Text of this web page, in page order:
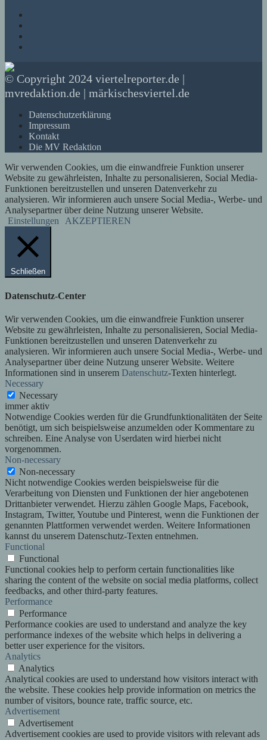
© Copyright 2024 viertelreporter.de |
mvredaktion.de | märkischesviertel.de
Datenschutzerklärung
Impressum
Kontakt
Die MV Redaktion
Wir verwenden Cookies, um die einwandfreie Funktion unserer
Website zu gewährleisten, Inhalte zu personalisieren, Social Media-
Funktionen bereitzustellen und unseren Datenverkehr zu
analysieren. Wir informieren auch unsere Social Media-, Werbe- und
Analysepartner über deine Nutzung unserer Website.
Einstellungen
AKZEPTIEREN
Schließen
Datenschutz-Center
Wir verwenden Cookies, um die einwandfreie Funktion unserer
Website zu gewährleisten, Inhalte zu personalisieren, Social Media-
Funktionen bereitzustellen und unseren Datenverkehr zu
analysieren. Wir informieren auch unsere Social Media-, Werbe- und
Analysepartner über deine Nutzung unserer Website. Weitere
Informationen sind in unserem Datenschutz-Texten hinterlegt.
Necessary
Necessary
immer aktiv
Notwendige Cookies werden für die Grundfunktionalitäten der Seite
benötigt, um sich beispielsweise anzumelden oder Kommentare zu
schreiben. Eine Analyse von Userdaten wird hierbei nicht
vorgenommen.
Non-necessary
Non-necessary
Nicht notwendige Cookies werden beispielsweise für die
Verarbeitung von Diensten und Funktionen der hier angebotenen
Drittanbieter verwendet. Hierzu zählen Google Maps, Facebook,
Instagram, Twitter, Youtube und Pinterest, wenn die Funktionen der
genannten Plattformen verwendet werden. Weitere Informationen
kannst du unserem Datenschutz-Texten entnehmen.
Functional
Functional
Functional cookies help to perform certain functionalities like
sharing the content of the website on social media platforms, collect
feedbacks, and other third-party features.
Performance
Performance
Performance cookies are used to understand and analyze the key
performance indexes of the website which helps in delivering a
better user experience for the visitors.
Analytics
Analytics
Analytical cookies are used to understand how visitors interact with
the website. These cookies help provide information on metrics the
number of visitors, bounce rate, traffic source, etc.
Advertisement
Advertisement
Advertisement cookies are used to provide visitors with relevant ads